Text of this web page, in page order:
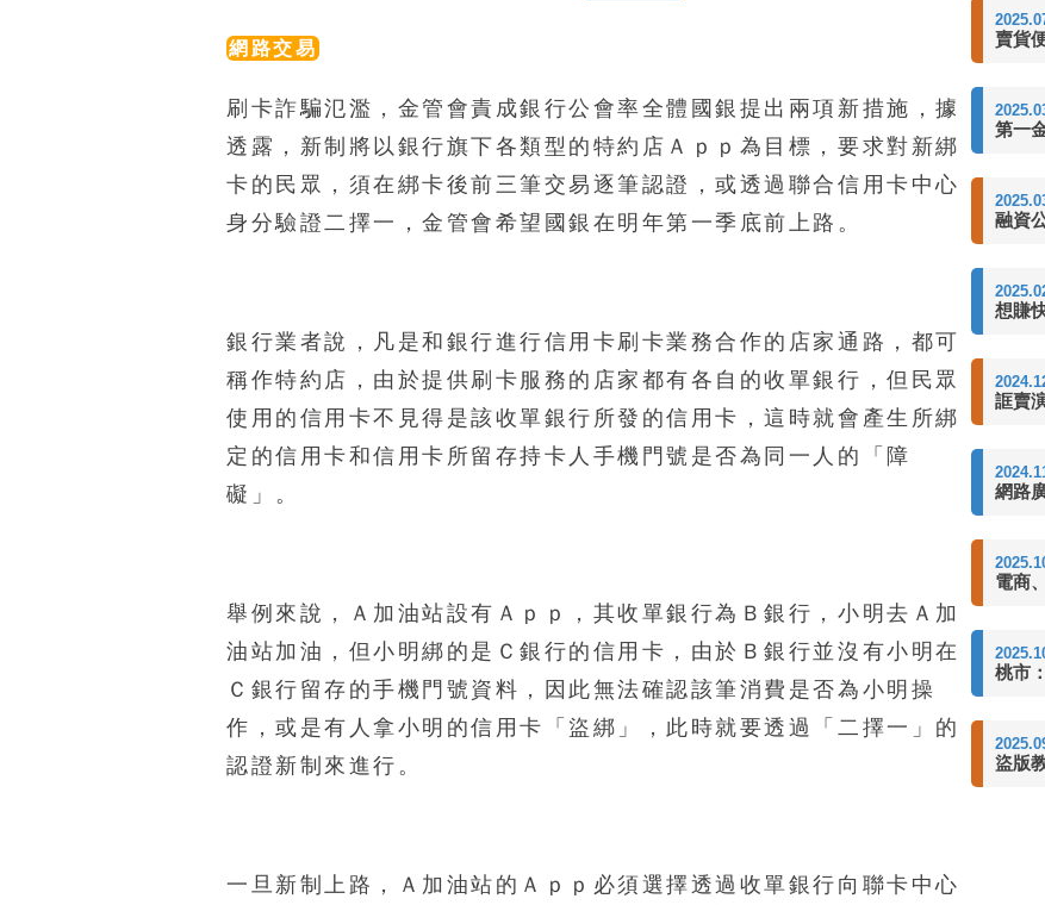
網路交易
刷卡詐騙氾濫，金管會責成銀行公會率全體國銀提出兩項新措施，據
透露，新制將以銀行旗下各類型的特約店Ａｐｐ為目標，要求對新綁
卡的民眾，須在綁卡後前三筆交易逐筆認證，或透過聯合信用卡中心
身分驗證二擇一，金管會希望國銀在明年第一季底前上路。
銀行業者說，凡是和銀行進行信用卡刷卡業務合作的店家通路，都可
稱作特約店，由於提供刷卡服務的店家都有各自的收單銀行，但民眾
使用的信用卡不見得是該收單銀行所發的信用卡，這時就會產生所綁
定的信用卡和信用卡所留存持卡人手機門號是否為同一人的「障
礙」。
舉例來說，Ａ加油站設有Ａｐｐ，其收單銀行為Ｂ銀行，小明去Ａ加
油站加油，但小明綁的是Ｃ銀行的信用卡，由於Ｂ銀行並沒有小明在
Ｃ銀行留存的手機門號資料，因此無法確認該筆消費是否為小明操
作，或是有人拿小明的信用卡「盜綁」，此時就要透過「二擇一」的
認證新制來進行。
一旦新制上路，Ａ加油站的Ａｐｐ必須選擇透過收單銀行向聯卡中心
賣貨
第一
融資
想賺
誆賣
網路
電商
桃市
盜版